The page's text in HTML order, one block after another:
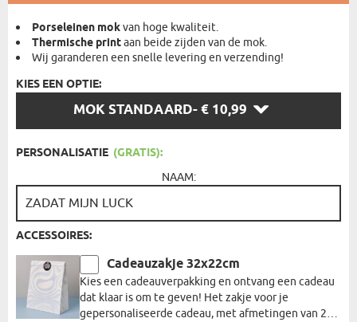
Porseleinen mokvan hoge kwaliteit.
Thermische printaan beide zijden van de mok.
Wij garanderen een snelle levering en verzending!
KIES EEN OPTIE:
MOK STANDAARD- € 10,99
OPTIE:
PERSONALISATIE (GRATIS):
NAAM:
ACCESSOIRES:
Cadeauzakje 32x22cm
Kies een cadeauverpakking en ontvang een cadeau
dat klaar is om te geven! Het zakje voor je
gepersonaliseerde cadeau, met afmetingen van 22 x